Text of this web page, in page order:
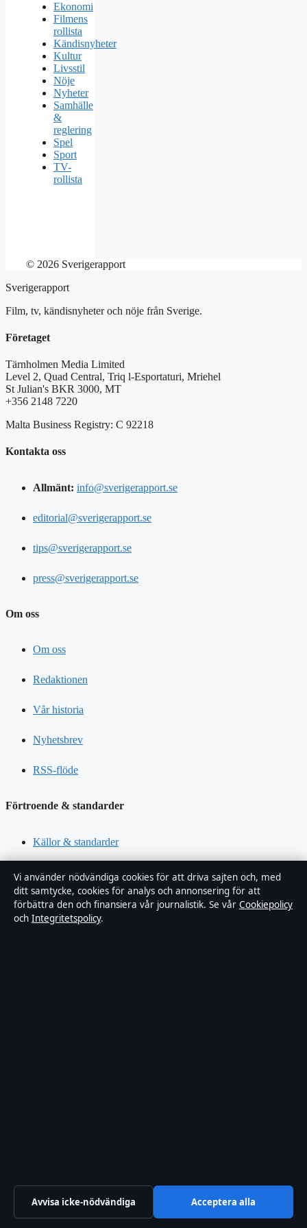
Ekonomi
Filmens
rollista
Kändisnyheter
Kultur
Livsstil
Nöje
Nyheter
Samhälle
&
reglering
Spel
Sport
TV-
rollista
© 2026 Sverigerapport
Sverigerapport
Film, tv, kändisnyheter och nöje från Sverige.
Företaget
Tärnholmen Media Limited
Level 2, Quad Central, Triq l-Esportaturi, Mriehel
St Julian's BKR 3000, MT
+356 2148 7220
Malta Business Registry: C 92218
Kontakta oss
Allmänt: info@sverigerapport.se
editorial@sverigerapport.se
tips@sverigerapport.se
press@sverigerapport.se
Om oss
Om oss
Redaktionen
Vår historia
Nyhetsbrev
RSS-flöde
Förtroende & standarder
Källor & standarder
Redaktionell policy
Rättelsepolicy
© 2026 sverigerapport.se ·WorldRSS
Vi använder nödvändiga cookies för att driva sajten och, med
ditt samtycke, cookies för analys och annonsering för att
förbättra den och finansiera vår journalistik. Se vår Cookiepolicy
och Integritetspolicy.
Avvisa icke-nödvändiga Acceptera alla